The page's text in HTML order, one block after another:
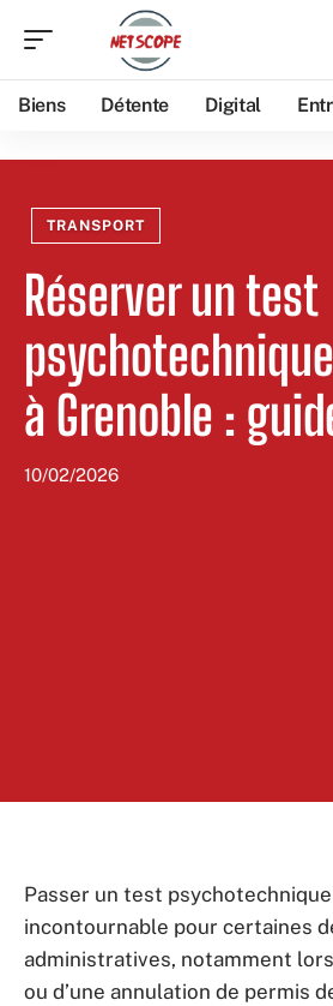
Biens Détente Digital
TRANSPORT
Réserver un test
à Grenoble :
10/02/2026
Passer un test
incontournable pour certaines
administratives, notamment
ou d’une annulation de permis